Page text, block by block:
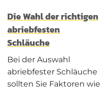
Die Wahl der richtigen
abriebfesten
Schläuche
Bei der Auswahl
abriebfester Schläuche
sollten Sie Faktoren wie